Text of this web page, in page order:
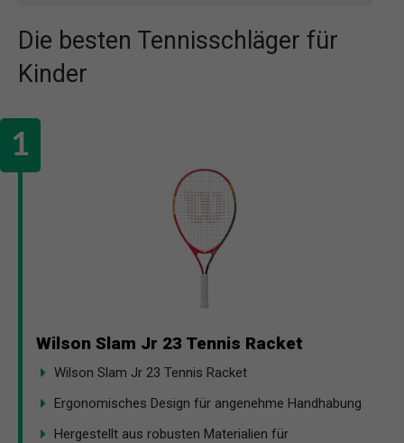
Die besten Tennisschläger für
Kinder
Wilson Slam Jr 23 Tennis Racket
Wilson Slam Jr 23 Tennis Racket
Ergonomisches Design für angenehme Handhabung
Hergestellt aus robusten Materialien für